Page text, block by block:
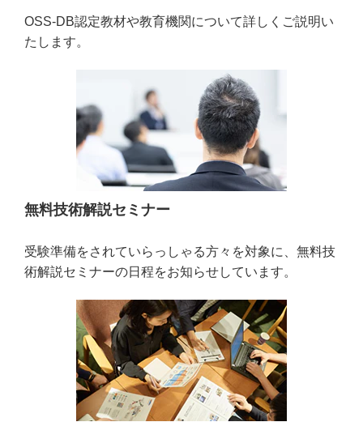
OSS-DB認定教材や教育機関について詳しくご説明い
たします。
無料技術解説セミナー
受験準備をされていらっしゃる方々を対象に、無料技
術解説セミナーの日程をお知らせしています。